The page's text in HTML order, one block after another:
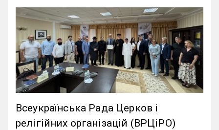
Всеукраїнська Рада Церков і
релігійних організацій (ВРЦіРО)